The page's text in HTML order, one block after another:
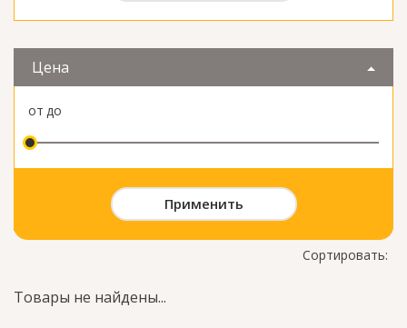
Цена
от до
ФИЛЬТР ТОВАРОВ
Сортировать:
Товары не найдены...